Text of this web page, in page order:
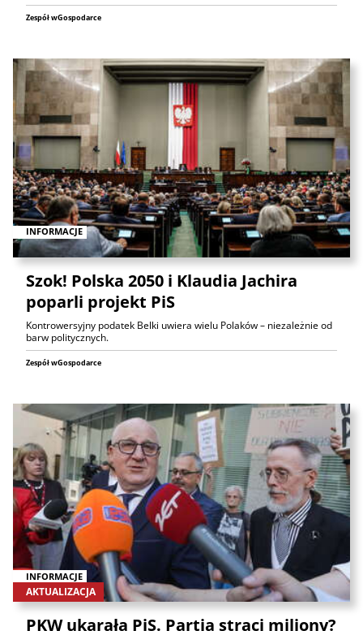
Zespół wGospodarce
INFORMACJE
Szok! Polska 2050 i Klaudia Jachira
poparli projekt PiS
Kontrowersyjny podatek Belki uwiera wielu Polaków – niezależnie od
barw politycznych.
Zespół wGospodarce
INFORMACJE
AKTUALIZACJA
PKW ukarała PiS. Partia straci miliony?